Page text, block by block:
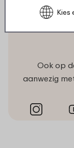
Ook op
aanwezig